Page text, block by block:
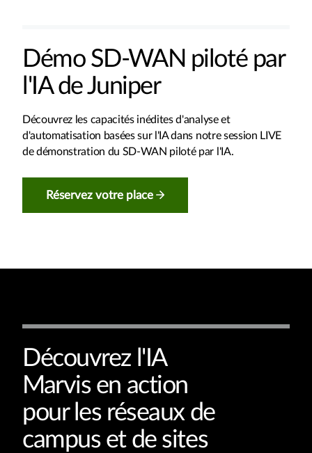
Démo SD-WAN piloté par
l'IA de Juniper
Découvrez les capacités inédites d'analyse et
d'automatisation basées sur l'IA dans notre session LIVE
de démonstration du SD-WAN piloté par l'IA.
Réservez votre place
Découvrez l'IA
Marvis en action
pour les réseaux de
campus et de sites